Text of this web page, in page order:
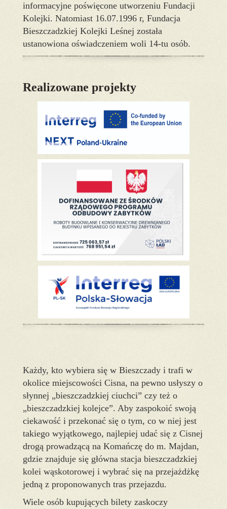
informacyjne poświęcone utworzeniu Fundacji
Kolejki. Natomiast 16.07.1996 r, Fundacja
Bieszczadzkiej Kolejki Leśnej została
ustanowiona oświadczeniem woli 14-tu osób.
Realizowane projekty
Każdy, kto wybiera się w Bieszczady i trafi w
okolice miejscowości Cisna, na pewno usłyszy o
słynnej „bieszczadzkiej ciuchci” czy też o
„bieszczadzkiej kolejce”. Aby zaspokoić swoją
ciekawość i przekonać się o tym, co w niej jest
takiego wyjątkowego, najlepiej udać się z Cisnej
drogą prowadzącą na Komańczę do m. Majdan,
gdzie znajduje się główna stacja bieszczadzkiej
kolei wąskotorowej i wybrać się na przejażdżkę
jedną z proponowanych tras przejazdu.
Wiele osób kupujących bilety zaskoczy